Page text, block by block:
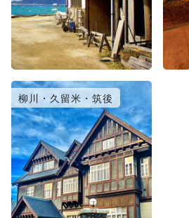
柳川・久留米・筑後